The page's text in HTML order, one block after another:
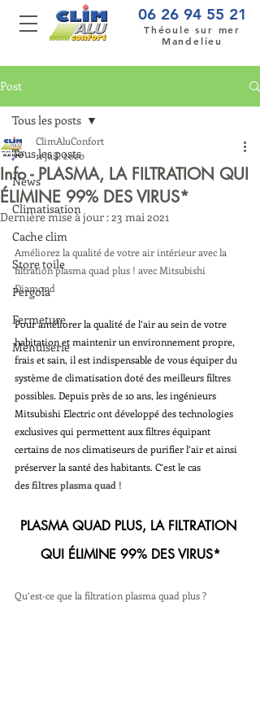
06 26 94 55 21
Théoule sur mer
Mandelieu
Post
Tous les posts
News
Climatisation
Cache clim
Store toile
Pergola
Fermeture
Menuiserie
Tous les posts
Info - PLASMA, LA FILTRATION QUI
ÉLIMINE 99% DES VIRUS*
ClimAluConfort
11 juil. 2020
Dernière mise à jour :23 mai 2021
Améliorez la qualité de votre air intérieur avec la
filtration plasma quad plus ! avec Mitsubishi
Diamond
Pour améliorer la qualité de l’air au sein de votre
habitation et maintenir un environnement propre,
frais et sain, il est indispensable de vous équiper du
système de climatisation doté des meilleurs filtres
possibles. Depuis près de 10 ans, les ingénieurs
Mitsubishi Electric ont développé des technologies
exclusives qui permettent aux filtres équipant
certains de nos climatiseurs de purifier l’air et ainsi
préserver la santé des habitants. C’est le cas
des filtres plasma quad !
PLASMA QUAD PLUS, LA FILTRATION
QUI ÉLIMINE 99% DES VIRUS*
Qu’est-ce que la filtration plasma quad plus ?